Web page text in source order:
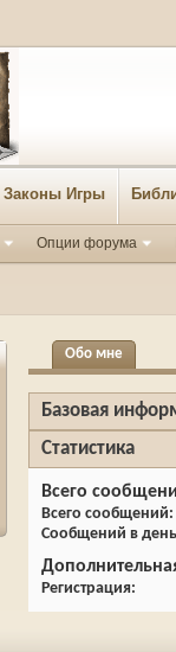
Законы Игры
Опции форума
Обо мне
Базовая
Статистика
Всего
Всего сообщений
Сообщений в день
Регистрация